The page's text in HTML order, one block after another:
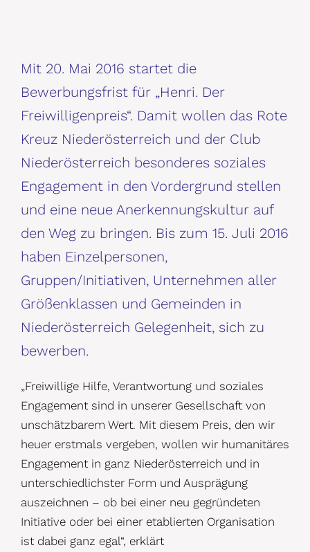
Mit 20. Mai 2016 startet die
Bewerbungsfrist für „Henri. Der
Freiwilligenpreis“. Damit wollen das Rote
Kreuz Niederösterreich und der Club
Niederösterreich besonderes soziales
Engagement in den Vordergrund stellen
und eine neue Anerkennungskultur auf
den Weg zu bringen. Bis zum 15. Juli 2016
haben Einzelpersonen,
Gruppen/Initiativen, Unternehmen aller
Größenklassen und Gemeinden in
Niederösterreich Gelegenheit, sich zu
bewerben.
„Freiwillige Hilfe, Verantwortung und soziales
Engagement sind in unserer Gesellschaft von
unschätzbarem Wert. Mit diesem Preis, den wir
heuer erstmals vergeben, wollen wir humanitäres
Engagement in ganz Niederösterreich und in
unterschiedlichster Form und Ausprägung
auszeichnen – ob bei einer neu gegründeten
Initiative oder bei einer etablierten Organisation
ist dabei ganz egal“, erklärt